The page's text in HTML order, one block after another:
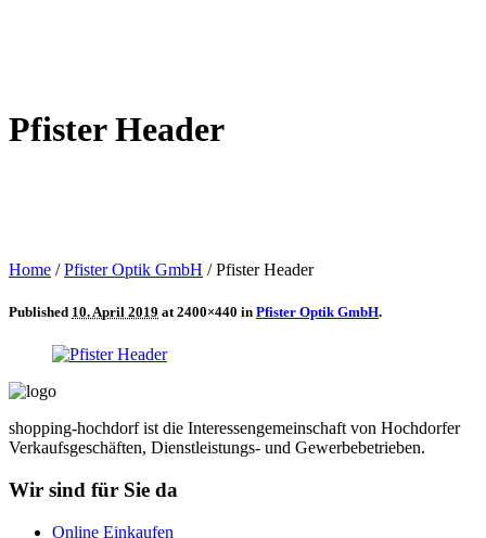
Pfister Header
Home /Pfister Optik GmbH /Pfister Header
Published 10. April 2019 at 2400×440 in Pfister Optik GmbH.
shopping-hochdorf ist die Interessengemeinschaft von Hochdorfer
Verkaufsgeschäften, Dienstleistungs- und Gewerbebetrieben.
Wir sind für Sie da
Online Einkaufen